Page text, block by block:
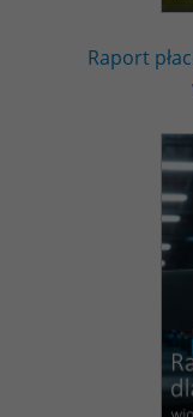
Raport